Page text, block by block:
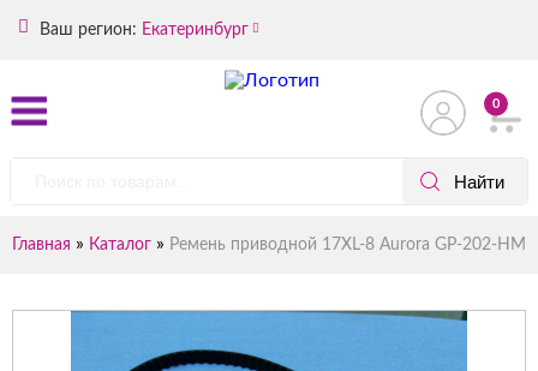
Ваш регион: Екатеринбург
0
Главная » Каталог » Ремень приводной 17XL-8 Aurora GP-202-HM